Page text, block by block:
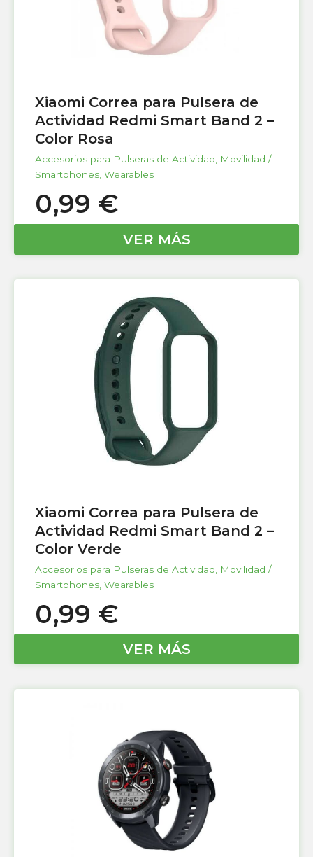
Xiaomi Correa para Pulsera de
Actividad Redmi Smart Band 2 –
Color Rosa
Accesorios para Pulseras de Actividad, Movilidad /
Smartphones, Wearables
0,99 €
VER MÁS
Xiaomi Correa para Pulsera de
Actividad Redmi Smart Band 2 –
Color Verde
Accesorios para Pulseras de Actividad
Movilidad /
Smartphones Wearables
0,99 €
VER MÁS